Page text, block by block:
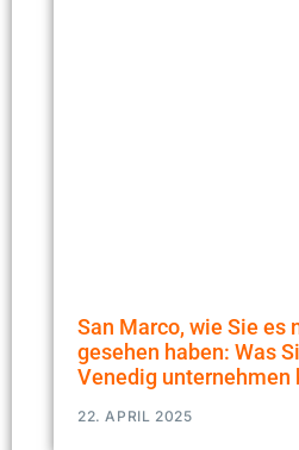
San Marco, wie Sie es
gesehen haben: Was
Venedig unternehmen
22. APRIL 2025